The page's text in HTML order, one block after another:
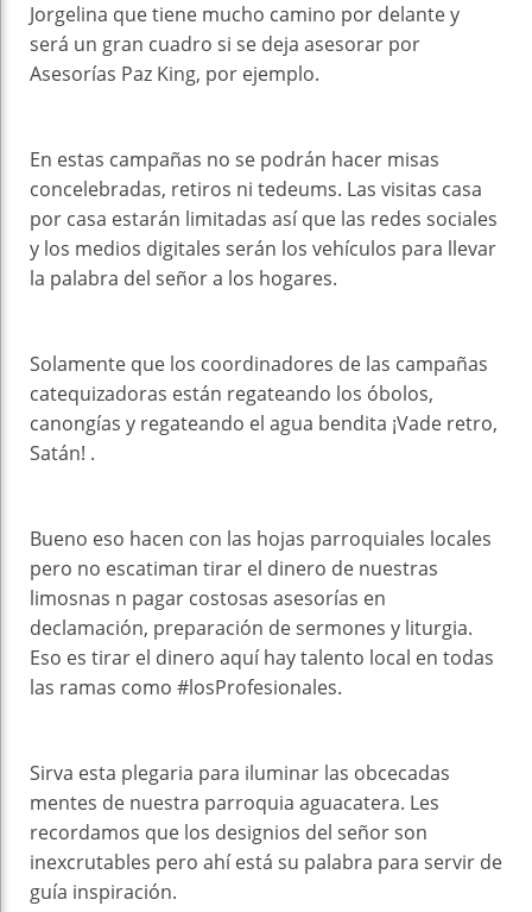
Jorgelina que tiene mucho camino por delante y
será un gran cuadro si se deja asesorar por
Asesorías Paz King, por ejemplo.
En estas campañas no se podrán hacer misas
concelebradas, retiros ni tedeums. Las visitas casa
por casa estarán limitadas así que las redes sociales
y los medios digitales serán los vehículos para llevar
la palabra del señor a los hogares.
Solamente que los coordinadores de las campañas
catequizadoras están regateando los óbolos,
canongías y regateando el agua bendita ¡Vade retro,
Satán! .
Bueno eso hacen con las hojas parroquiales locales
pero no escatiman tirar el dinero de nuestras
limosnas n pagar costosas asesorías en
declamación, preparación de sermones y liturgia.
Eso es tirar el dinero aquí hay talento local en todas
las ramas como #losProfesionales.
Sirva esta plegaria para iluminar las obcecadas
mentes de nuestra parroquia aguacatera. Les
recordamos que los designios del señor son
inexcrutables pero ahí está su palabra para servir de
guía inspiración.